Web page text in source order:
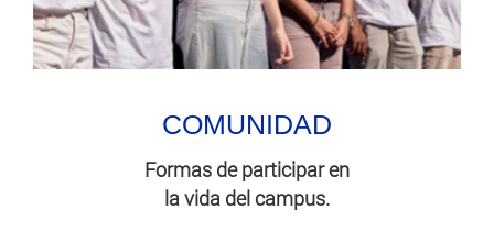
COMUNIDAD
Formas de participar en
la vida del campus.